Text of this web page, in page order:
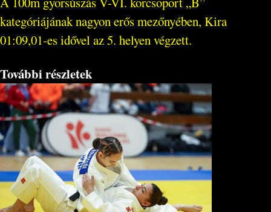
kategóriájának nagyon erős mezőnyében, Kira
01:09,01-es idővel az 5. helyen végzett.
További részletek